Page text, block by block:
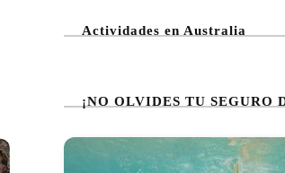
Actividades en Australia
¡NO OLVIDES TU SEGURO